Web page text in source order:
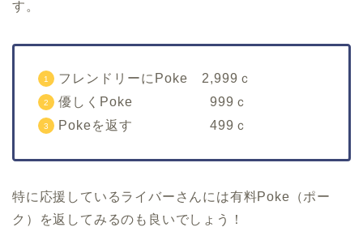
す。
フレンドリーにPoke 2,999ｃ
優しくPoke 999ｃ
Pokeを返す 499ｃ
特に応援しているライバーさんには有料Poke（ポー
ク）を返してみるのも良いでしょう！